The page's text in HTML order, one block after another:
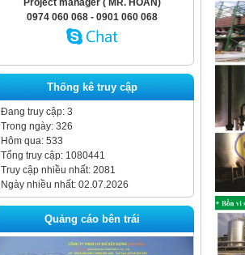
Project manager ( MR. HOÀN)
0974 060 068 - 0901 060 068
Thống kê truy cập
Đang truy cập: 3
Trong ngày: 326
Hôm qua: 533
Tổng truy cập: 1080441
Truy cập nhiều nhất: 2081
Ngày nhiều nhất: 02.07.2026
Quảng cáo bên trái